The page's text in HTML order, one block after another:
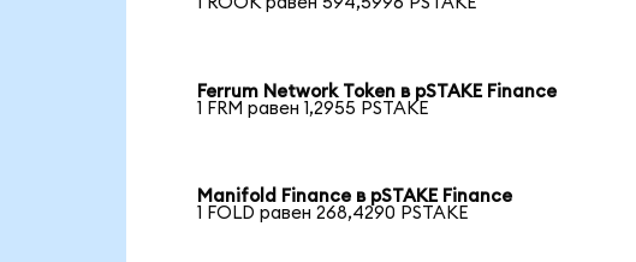
Ferrum Network Token в pSTAKE Finance
1 FRM равен 1,2955 PSTAKE
Manifold Finance в pSTAKE Finance
1 FOLD равен 268,4290 PSTAKE